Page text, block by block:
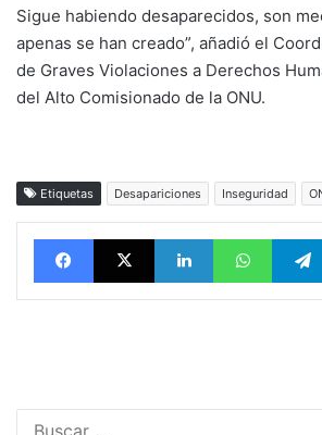
Sigue habiendo desaparecidos, son
apenas se han creado”, añadió el
de Graves Violaciones a Derechos
del Alto Comisionado de la ONU.
Etiquetas Desapariciones Inseguridad
FacebookX LinkedIn